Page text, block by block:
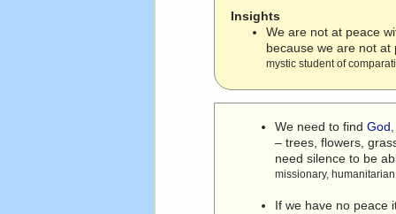
Insights
We are not at peace
because we are not
mystic student of
We need to findGod
– trees, flowers,
need silence to be
missionary,
If we have no peace